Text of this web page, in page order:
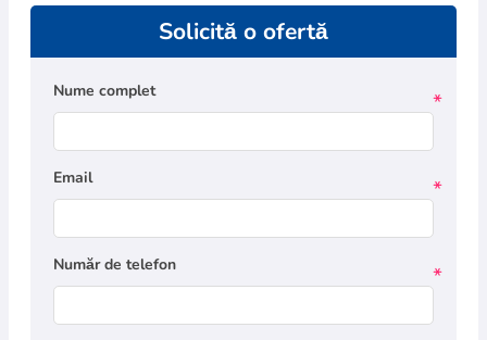
Solicită o ofertă
Nume complet *
Email *
Număr de telefon *